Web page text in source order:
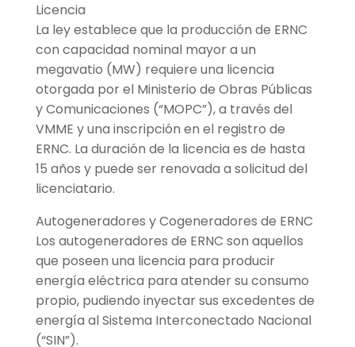
Licencia
La ley establece que la producción de ERNC
con capacidad nominal mayor a un
megavatio (MW) requiere una licencia
otorgada por el Ministerio de Obras Públicas
y Comunicaciones (“MOPC”), a través del
VMME y una inscripción en el registro de
ERNC. La duración de la licencia es de hasta
15 años y puede ser renovada a solicitud del
licenciatario.
Autogeneradores y Cogeneradores de ERNC
Los autogeneradores de ERNC son aquellos
que poseen una licencia para producir
energía eléctrica para atender su consumo
propio, pudiendo inyectar sus excedentes de
energía al Sistema Interconectado Nacional
(“SIN”).